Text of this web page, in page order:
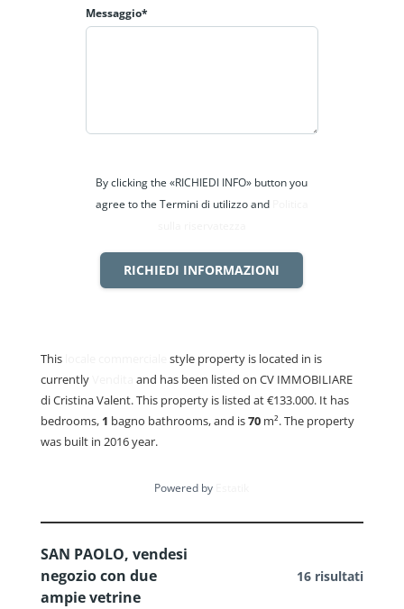
Messaggio*
By clicking the «RICHIEDI INFO» button you
agree to the Termini di utilizzo and
RICHIEDI INFORMAZIONI
This
style property is located in is
currently
and has been listed on CV IMMOBILIARE
di Cristina Valent. This property is listed at €133.000. It has
bedrooms, 1 bagno bathrooms, and is70 m². The property
was built in 2016 year.
Powered by
SAN PAOLO, vendesi
negozio con due
ampie vetrine
16 risultati